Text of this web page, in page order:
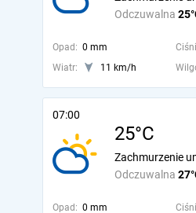
Odczuwalna
Opad: 0 mm
Wiatr:
11 km/h
07:00
25°C
Odczuwalna
Zachmurzenie
Opad: 0 mm